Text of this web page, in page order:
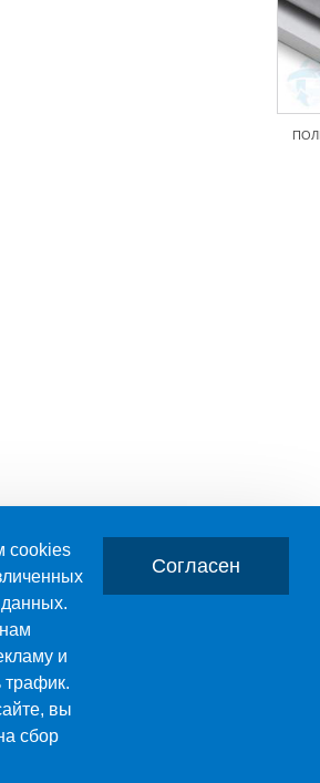
ИЗДЕЛИЙ
29-95
59-55
cookies
и
трафик.
вы
сбор
Согласен